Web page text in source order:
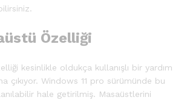
Özelliği
kesinlikle oldukça kullanışlı bir yardım
çıkıyor. Windows 11 pro sürümünde bu
hale getirilmiş. Masaüstlerini